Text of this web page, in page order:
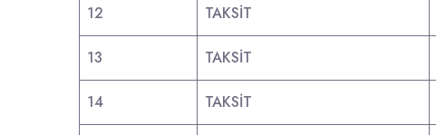
12 TAKSİT
13 TAKSİT
14 TAKSİT